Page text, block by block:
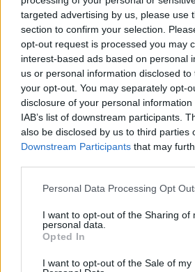
targeted advertising by us, please use
section to confirm your selection.
opt-out request is processed you may
interest-based ads based on personal
us or personal information disclosed
your opt-out. You may separately opt-
disclosure of your personal
IAB’s list of downstream participants.
also be disclosed by us to third parties
Downstream Participants that may
Personal Data Processing Opt
I want to opt-out of the Sharing of
personal data.
Opted In
I want to opt-out of the Sale of my
Azt írták: a 18-as kilométernél két
össze. A sérült járművek már a
erős forgalom miatt torlódás alakult
KEDVES OLVASÓNK!
A keresett cikk a portfolio.hu
tartozik, melynek olvasása
regisztrációhoz kötött.
Portfolio.hu teljes
Kötéslisták: BÉT elmúlt 2 év
kötéslistái
Előfizetés